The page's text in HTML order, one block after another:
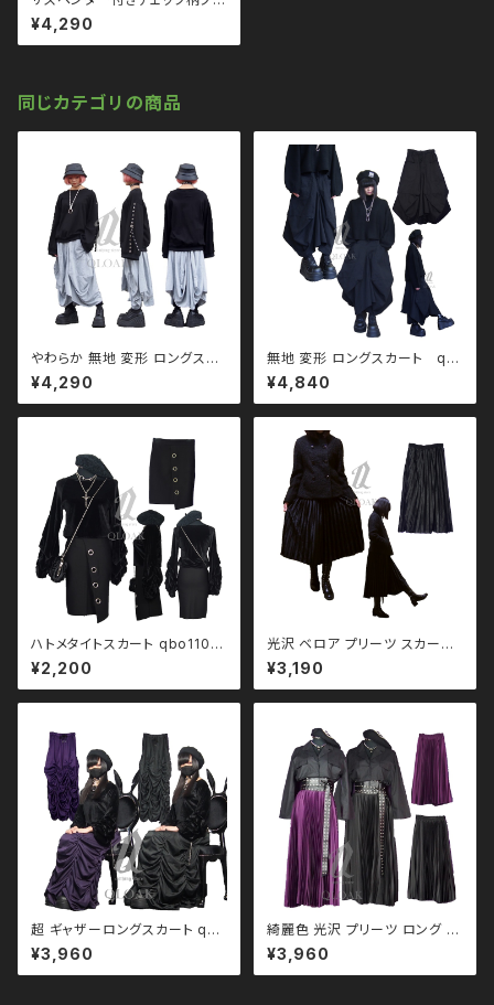
ーツスカート qbo110036 ゴ
ス パンク ロック Ｖ 系 韓国ファ
ッション ストリート系 原宿 個性
¥4,290
同じカテゴリの商品
やわらか 無地 変形 ロングスカ
ート qbo110053 モノトーン
ブラックコーデ 黒コーデ モード
系 ゴス ゴシック ゴスロリ パン
ストリート系 原宿 個性的 qb
o110013 モノトーン ブラック
コーデ 黒コーデ モード 系 ゴス
ゴシック ゴスロリ パンク ロック
Ｖ 系 韓国ファッション ストリー
ト系 原宿 個性的
¥4,290
無地 変形 ロングスカート qb
o110013 モノトーン ブラック
コーデ 黒コーデ モード 系 ゴス
ゴシック ゴスロリ パンク ロック
ト系 原宿 個性的
¥4,840
ハトメタイトスカート qbo1100
09 モノトーン ブラックコーデ
黒コーデ モード 系 ゴス ゴシッ
ク ゴスロリ パンク ロック Ｖ 系
¥2,200
光沢 ベロア プリーツ スカー
ト qbo110010
¥3,190
超 ギャザーロングスカート qbo
110035 モノトーン ブラックコ
ーデ 黒コーデ モード 系 ゴス ゴ
シック ゴスロリ パンク ロック Ｖ
¥3,960
綺麗色 光沢 プリーツ ロング ス
カート qbo110045 モノトーン
ブラックコーデ 黒コーデ モード
系 ゴス ゴシック ゴスロリ パン
¥3,960